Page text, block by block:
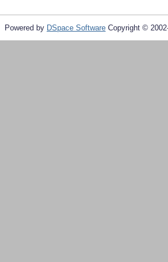
Powered by DSpace Software Copyright ©